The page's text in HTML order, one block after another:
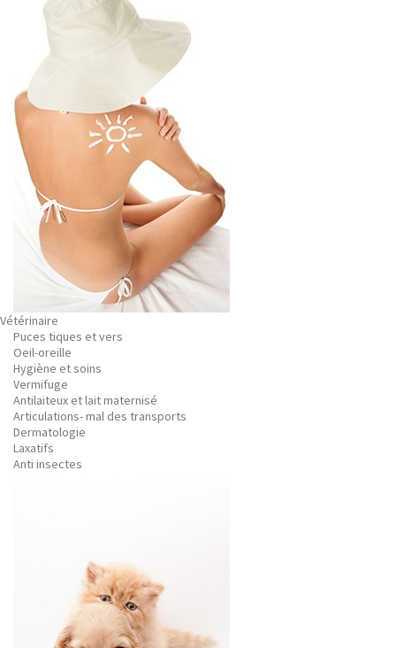
Vétérinaire
Puces tiques et vers
Oeil-oreille
Hygiène et soins
Vermifuge
Antilaiteux et lait maternisé
Articulations- mal des transports
Dermatologie
Laxatifs
Anti insectes